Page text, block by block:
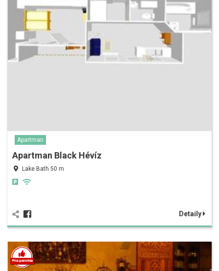
Apartman
Apartman Black Hévíz
Lake Bath 50 m
Detaily